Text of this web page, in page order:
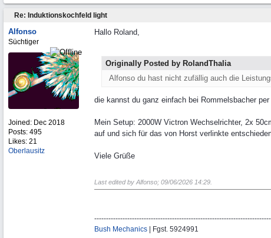
Re: Induktionskochfeld light
Alfonso
Süchtiger
Joined: Dec 2018
Posts: 495
Likes: 21
Oberlausitz
Hallo Roland,
Originally Posted by RolandThalia
Alfonso du hast nicht zufällig auch die
die kannst du ganz einfach bei Rommelsbacher
Mein Setup: 2000W Victron Wechselrichter, 2x
auf und sich für das von Horst verlinkte
Viele Grüße
Last edited by Alfonso; 09/06/2026 14:29
Bush Mechanics | Fgst. 5924991